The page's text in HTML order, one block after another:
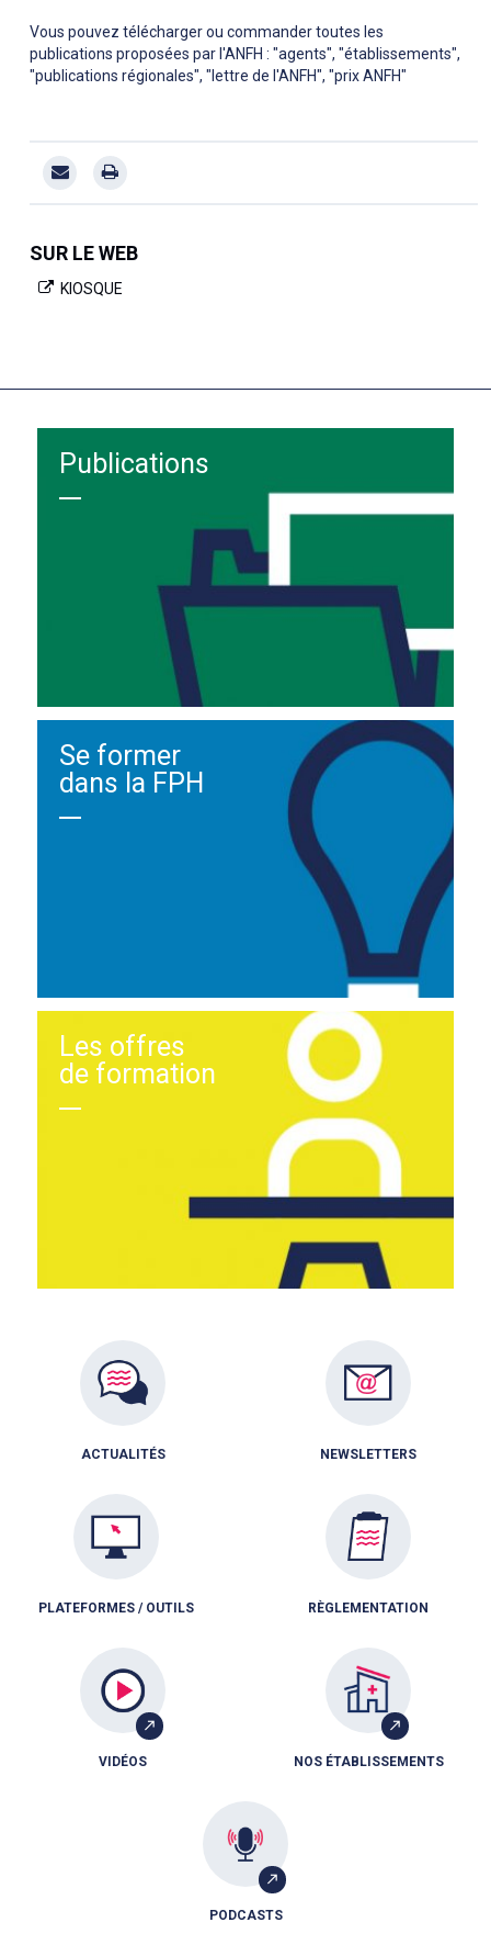
Vous pouvez télécharger ou commander toutes les
publications proposées par l'ANFH : "agents", "établissements",
"publications régionales", "lettre de l'ANFH", "prix ANFH"
SUR LE WEB
KIOSQUE
Publications
Se former
dans la FPH
Les offres
de formation
ACTUALITÉS NEWSLETTERS
PLATEFORMES / OUTILS RÈGLEMENTATION
VIDÉOS NOS ÉTABLISSEMENTS
PODCASTS